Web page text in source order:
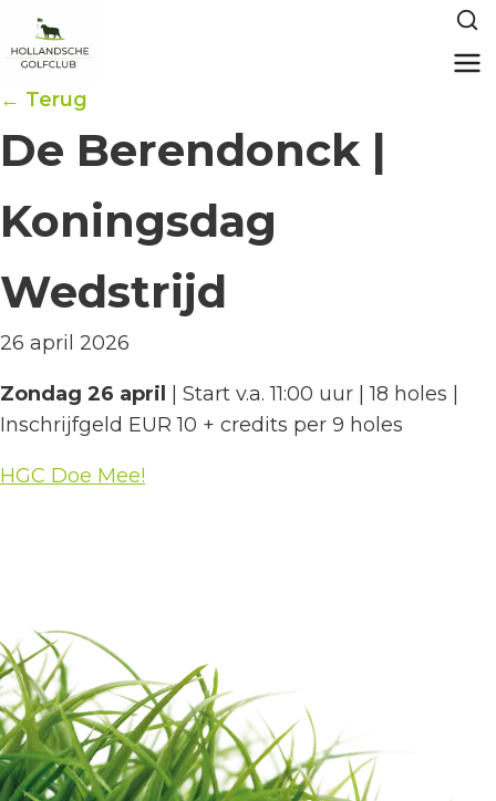
← Terug
De Berendonck |
Koningsdag
Wedstrijd
26 april 2026
Zondag 26 april
| Start v.a. 11:00 uur | 18 holes |
Inschrijfgeld EUR 10 + credits per 9 holes
HGC Doe Mee!